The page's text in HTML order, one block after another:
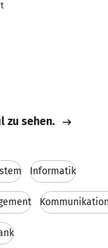
zu sehen.
Informatik